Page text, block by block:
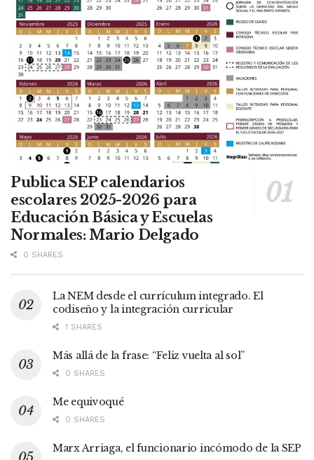
Publica SEP calendarios
escolares 2025-2026 para
Educación Básica y Escuelas
Normales: Mario Delgado
0 SHARES
La NEM desde el currículum integrado. El
codiseño y la integración curricular
1 SHARES
Más allá de la frase: “Feliz vuelta al sol”
0 SHARES
Me equivoqué
0 SHARES
Marx Arriaga, el funcionario incómodo de la SEP